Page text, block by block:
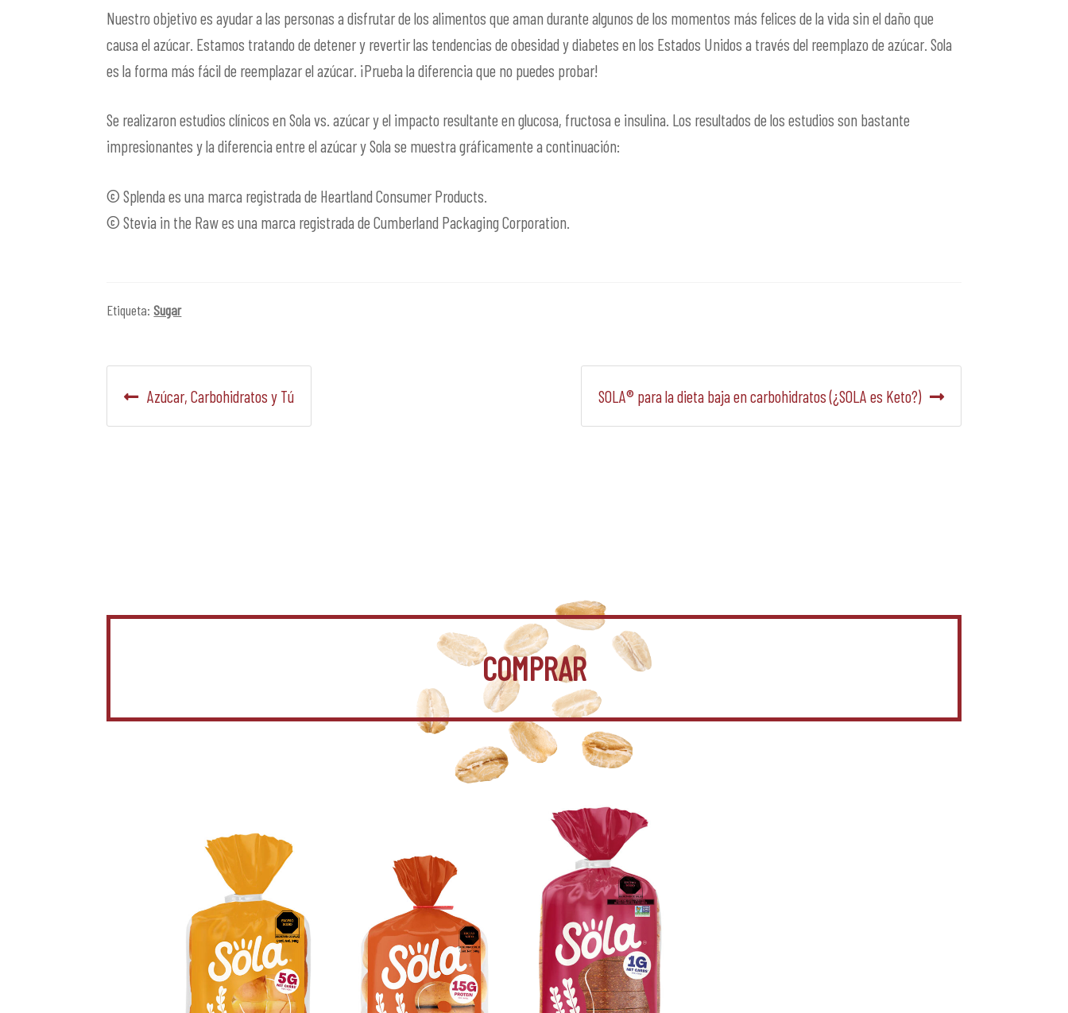
Nuestro objetivo es ayudar a las personas a disfrutar de los alimentos que aman durante algunos de los momentos más felices de la vida sin el daño que
causa el azúcar. Estamos tratando de detener y revertir las tendencias de obesidad y diabetes en los Estados Unidos a través del reemplazo de azúcar. Sola
es la forma más fácil de reemplazar el azúcar. ¡Prueba la diferencia que no puedes probar!
Se realizaron estudios clínicos en Sola vs. azúcar y el impacto resultante en glucosa, fructosa e insulina. Los resultados de los estudios son bastante
impresionantes y la diferencia entre el azúcar y Sola se muestra gráficamente a continuación:
© Splenda es una marca registrada de Heartland Consumer Products.
© Stevia in the Raw es una marca registrada de Cumberland Packaging Corporation.
Etiqueta:Sugar
Navegación
de
Anterior:
Azúcar, Carbohidratos y Tú Siguiente:
SOLA® para la dieta baja en carbohidratos (¿SOLA es Keto?)
COMPRAR